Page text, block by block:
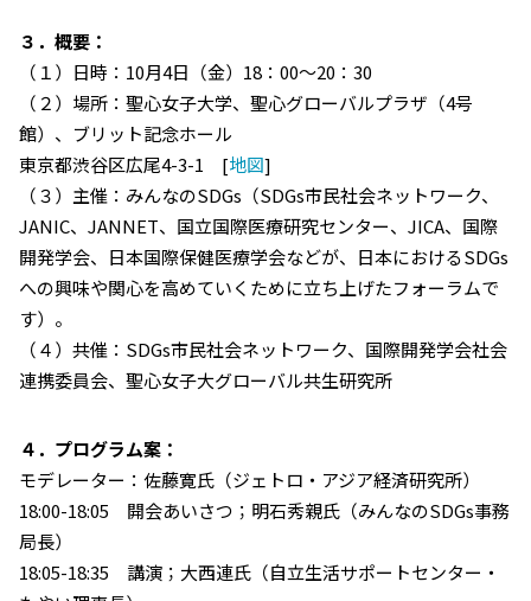
３．概要：
（１）日時：10月4日（金）18：00～20：30
（２）場所：聖心女子大学、聖心グローバルプラザ（4号
館）、ブリット記念ホール
東京都渋谷区広尾4-3-1 [地図]
（３）主催：みんなのSDGs（SDGs市民社会ネットワーク、
JANIC、JANNET、国立国際医療研究センター、JICA、国際
開発学会、日本国際保健医療学会などが、日本におけるSDGs
への興味や関心を高めていくために立ち上げたフォーラムで
す）。
（４）共催：SDGs市民社会ネットワーク、国際開発学会社会
連携委員会、聖心女子大グローバル共生研究所
４．プログラム案：
モデレーター：佐藤寛氏（ジェトロ・アジア経済研究所）
18:00-18:05 開会あいさつ；明石秀親氏（みんなのSDGs事務
局長）
18:05-18:35 講演；大西連氏（自立生活サポートセンター・